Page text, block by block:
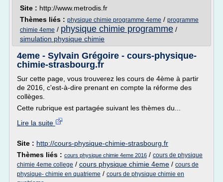
Site : http://www.metrodis.fr
Thèmes liés : physique chimie programme 4eme / programme
chimie 4eme / physique chimie programme /
simulation physique chimie
4eme - Sylvain Grégoire - cours-physique-
chimie-strasbourg.fr
Sur cette page, vous trouverez les cours de 4ème à partir
de 2016, c'est-à-dire prenant en compte la réforme des
collèges.
Cette rubrique est partagée suivant les thèmes du...
Lire la suite
Site : http://cours-physique-chimie-strasbourg.fr
Thèmes liés : cours physique chimie 4eme 2016 / cours de physique
chimie 4eme college / cours physique chimie 4eme / cours de
physique- chimie en quatrieme / cours de physique chimie en